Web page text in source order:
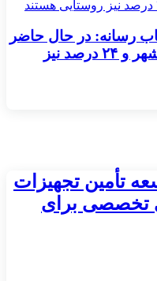
رسانه: در حال حاضر
۷۶ درصد جمعیت کشور جوامع شهر و ۲۴ درصد نیز
تأمین تجهیزات
تخصصی برای